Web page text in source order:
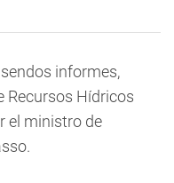
informes,
Recursos Hídricos
el ministro de